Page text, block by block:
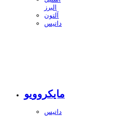
البرز
آلتون
داتیس
مایکروویو
داتیس